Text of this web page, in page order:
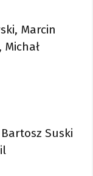
Marcin
Suski